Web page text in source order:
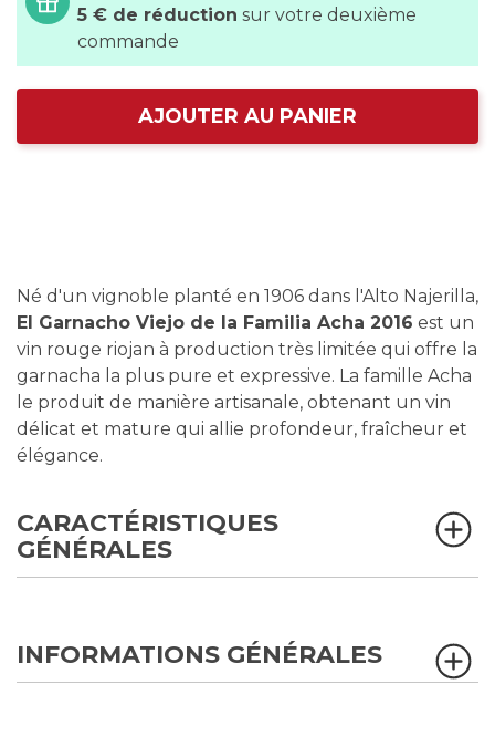
5 € de réduction sur votre deuxième
commande
AJOUTER AU PANIER
Né d'un vignoble planté en 1906 dans l'Alto Najerilla,
El Garnacho Viejo de la Familia Acha 2016 est un
vin rouge riojan à production très limitée qui offre la
garnacha la plus pure et expressive. La famille Acha
le produit de manière artisanale, obtenant un vin
délicat et mature qui allie profondeur, fraîcheur et
élégance.
CARACTÉRISTIQUES
GÉNÉRALES
INFORMATIONS GÉNÉRALES